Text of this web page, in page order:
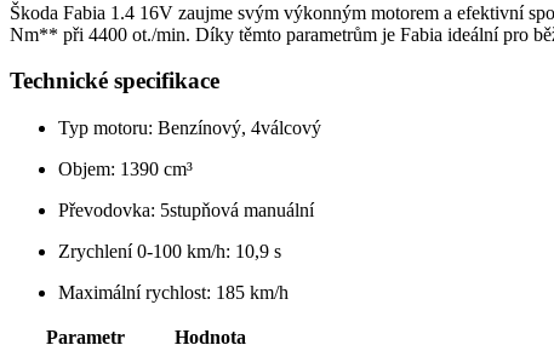
Škoda Fabia 1.4 16V zaujme svým výkonným motorem a efektivní
Nm** při 4400 ot./min. Díky těmto parametrům je Fabia ideální pro
Technické specifikace
Typ motoru: Benzínový, 4válcový
Objem: 1390 cm³
Převodovka: 5stupňová manuální
Zrychlení 0-100 km/h: 10,9 s
Maximální rychlost: 185 km/h
Parametr
Hodnota